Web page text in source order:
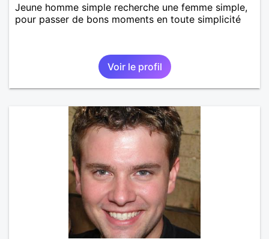
Jeune homme simple recherche une femme simple,
pour passer de bons moments en toute simplicité
Voir le profil